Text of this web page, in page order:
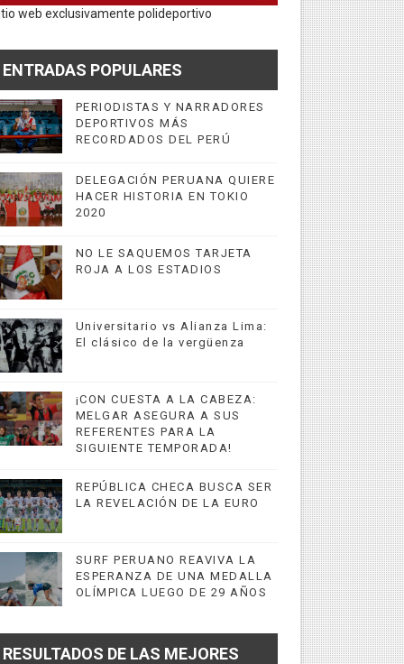
web exclusivamente polideportivo
ENTRADAS POPULARES
PERIODISTAS Y NARRADORES
DEPORTIVOS MÁS
RECORDADOS DEL PERÚ
DELEGACIÓN PERUANA QUIERE
HACER HISTORIA EN TOKIO
2020
NO LE SAQUEMOS TARJETA
ROJA A LOS ESTADIOS
Universitario vs Alianza Lima:
El clásico de la vergüenza
¡CON CUESTA A LA CABEZA:
MELGAR ASEGURA A SUS
REFERENTES PARA LA
SIGUIENTE TEMPORADA!
REPÚBLICA CHECA BUSCA SER
LA REVELACIÓN DE LA EURO
SURF PERUANO REAVIVA LA
ESPERANZA DE UNA MEDALLA
OLÍMPICA LUEGO DE 29 AÑOS
RESULTADOS DE LAS MEJORES